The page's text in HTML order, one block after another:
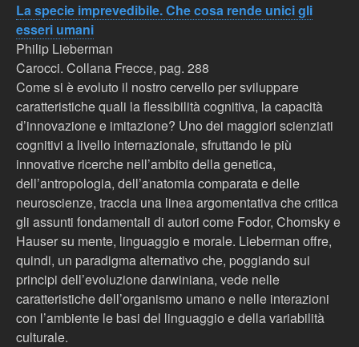
La specie imprevedibile. Che cosa rende unici gli
esseri umani
Philip Lieberman
Carocci. Collana Frecce, pag. 288
Come si è evoluto il nostro cervello per sviluppare
caratteristiche quali la flessibilità cognitiva, la capacità
d’innovazione e imitazione? Uno dei maggiori scienziati
cognitivi a livello internazionale, sfruttando le più
innovative ricerche nell’ambito della genetica,
dell’antropologia, dell’anatomia comparata e delle
neuroscienze, traccia una linea argomentativa che critica
gli assunti fondamentali di autori come Fodor, Chomsky e
Hauser su mente, linguaggio e morale. Lieberman offre,
quindi, un paradigma alternativo che, poggiando sui
principi dell’evoluzione darwiniana, vede nelle
caratteristiche dell’organismo umano e nelle interazioni
con l’ambiente le basi del linguaggio e della variabilità
culturale.